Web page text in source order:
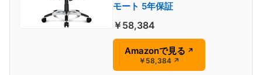
モート 5年保証
￥58,384
Amazonで見る ↗
￥58,384 ↗